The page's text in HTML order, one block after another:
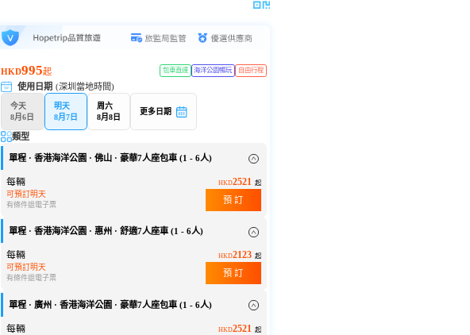
HKD995起 包車直達 海洋公園暢玩 自由行程
使用日期 (深圳當地時間)
今天
8月6日
明天
8月7日
周六
8月8日
更多日期
類型
單程 · 香港海洋公園 · 佛山 · 豪華7人座包車 (1 - 6人)
每輛 HKD2521 起
可預訂明天
有條件退電子票
預 訂
單程 · 香港海洋公園 · 惠州 · 舒適7人座車 (1 - 6人)
每輛 HKD2123 起
可預訂明天
有條件退電子票
預 訂
單程 · 廣州 · 香港海洋公園 · 豪華7人座包車 (1 - 6人)
每輛 HKD2521 起